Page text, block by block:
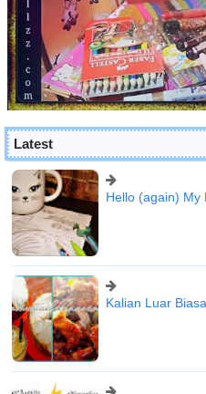
Latest
Hello (again)
Kalian Luar